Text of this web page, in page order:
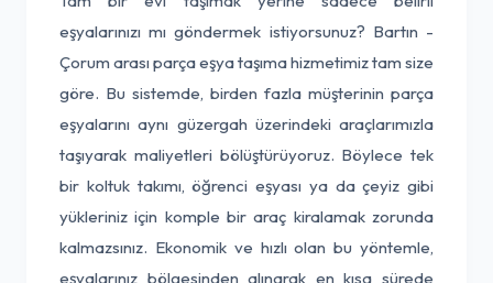
eşyalarınızı mı göndermek istiyorsunuz? Bartın -
Çorum arası parça eşya taşıma hizmetimiz tam size
göre. Bu sistemde, birden fazla müşterinin parça
eşyalarını aynı güzergah üzerindeki araçlarımızla
taşıyarak maliyetleri bölüştürüyoruz. Böylece tek
bir koltuk takımı, öğrenci eşyası ya da çeyiz gibi
yükleriniz için komple bir araç kiralamak zorunda
kalmazsınız. Ekonomik ve hızlı olan bu yöntemle,
eşyalarınız bölgesinden alınarak en kısa sürede